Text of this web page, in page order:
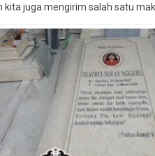
juga mengirim salah satu